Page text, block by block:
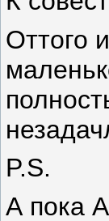
Оттого
P.S.
А пока